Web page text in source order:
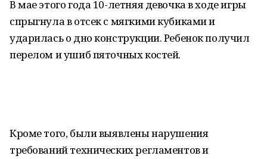
В мае этого года 10-летняя девочка в ходе игры
спрыгнула в отсек с мягкими кубиками и
ударилась о дно конструкции. Ребенок получил
перелом и ушиб пяточных костей.
Кроме того, были выявлены нарушения
требований технических регламентов и